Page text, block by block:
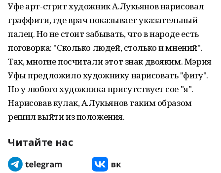
Уфе арт-стрит художник А.Лукьянов нарисовал
граффити, где врач показывает указательный
палец. Но не стоит забывать, что в народе есть
поговорка: "Сколько людей, столько и мнений".
Так, многие посчитали этот знак двояким. Мэрия
Уфы предложило художнику нарисовать "фигу".
Но у любого художника присутствует сое "я".
Нарисовав кулак, А.Лукьянов таким образом
решил выйти из положения.
Читайте нас